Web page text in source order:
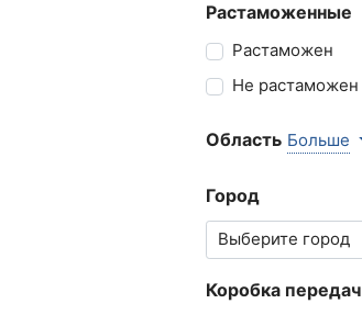
Растаможенные
Растаможен
Не растаможен
Область Больше
Город
Коробка передач